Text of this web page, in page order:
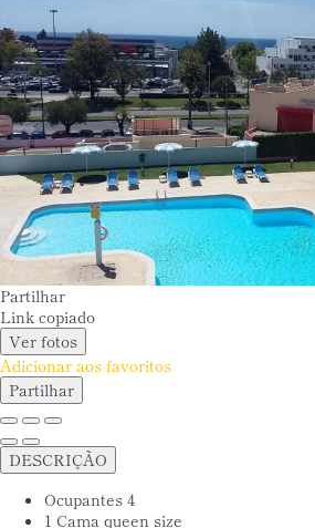
Partilhar
Link copiado
Ver fotos
Adicionar aos favoritos
Partilhar
DESCRIÇÃO
Ocupantes 4
1 Cama queen size